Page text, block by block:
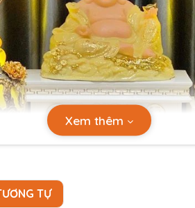
Xem thêm
TỰ